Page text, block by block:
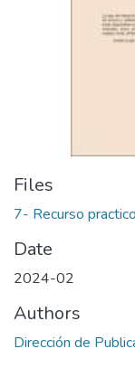
Files
7- Recurso
Date
2024-02
Authors
Dirección de